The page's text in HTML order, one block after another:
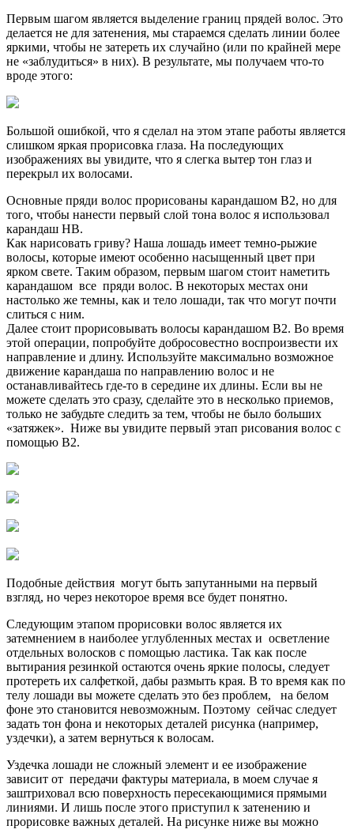
Первым шагом является выделение границ прядей волос. Это
делается не для затенения, мы стараемся сделать линии более
яркими, чтобы не затереть их случайно (или по крайней мере
не «заблудиться» в них). В результате, мы получаем что-то
вроде этого:
Большой ошибкой, что я сделал на этом этапе работы является
слишком яркая прорисовка глаза. На последующих
изображениях вы увидите, что я слегка вытер тон глаз и
перекрыл их волосами.
Основные пряди волос прорисованы карандашом В2, но для
того, чтобы нанести первый слой тона волос я использовал
карандаш HB.
Как нарисовать гриву? Наша лошадь имеет темно-рыжие
волосы, которые имеют особенно насыщенный цвет при
ярком свете. Таким образом, первым шагом стоит наметить
карандашом все пряди волос. В некоторых местах они
настолько же темны, как и тело лошади, так что могут почти
слиться с ним.
Далее стоит прорисовывать волосы карандашом В2. Во время
этой операции, попробуйте добросовестно воспроизвести их
направление и длину. Используйте максимально возможное
движение карандаша по направлению волос и не
останавливайтесь где-то в середине их длины. Если вы не
можете сделать это сразу, сделайте это в несколько приемов,
только не забудьте следить за тем, чтобы не было больших
«затяжек». Ниже вы увидите первый этап рисования волос с
помощью В2.
Подобные действия могут быть запутанными на первый
взгляд, но через некоторое время все будет понятно.
Следующим этапом прорисовки волос является их
затемнением в наиболее углубленных местах и осветление
отдельных волосков с помощью ластика. Так как после
вытирания резинкой остаются очень яркие полосы, следует
протереть их салфеткой, дабы размыть края. В то время как по
телу лошади вы можете сделать это без проблем, на белом
фоне это становится невозможным. Поэтому сейчас следует
задать тон фона и некоторых деталей рисунка (например,
уздечки), а затем вернуться к волосам.
Уздечка лошади не сложный элемент и ее изображение
зависит от передачи фактуры материала, в моем случае я
заштриховал всю поверхность пересекающимися прямыми
линиями. И лишь после этого приступил к затенению и
прорисовке важных деталей. На рисунке ниже вы можно